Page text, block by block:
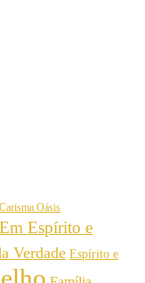
Carisma Oásis
Em Espírito e
Verdade Espírito e